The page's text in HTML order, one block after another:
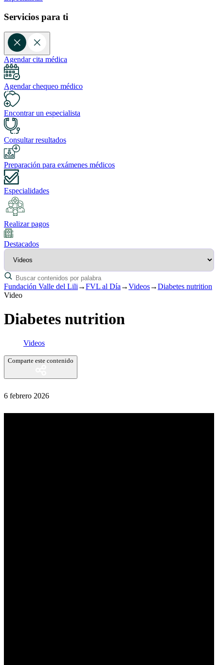
Servicios para ti
Agendar cita médica
Agendar chequeo médico
Encontrar un especialista
Consultar resultados
Preparación para exámenes médicos
Especialidades
Realizar pagos
Destacados
Fundación Valle del Lili →FVL al Día →Videos→Diabetes nutrition
Video
Diabetes nutrition
Videos
Comparte este contenido
6 febrero 2026